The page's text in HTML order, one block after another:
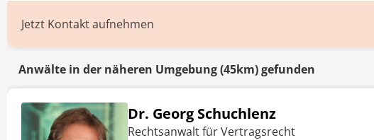
Jetzt Kontakt aufnehmen
Anwälte in der näheren Umgebung (45km) gefunden
Dr. Georg Schuchlenz
Rechtsanwalt für Vertragsrecht